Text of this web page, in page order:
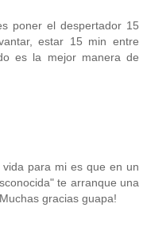
poner el despertador 15
estar 15 min entre
es la mejor manera de
para mi es que en un
te arranque una
gracias guapa!